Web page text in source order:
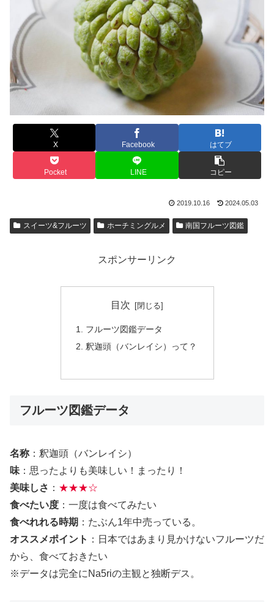
X Facebook はてブ
Pocket LINE コピー
2019.10.16 2024.05.03
スイーツ&フルーツ ホーチミングルメ 南国フルーツ図鑑
スポンサーリンク
目次
フルーツ図鑑データ
釈迦頭（バンレイシ）って？
フルーツ図鑑データ
名称 ：釈迦頭（バンレイシ）
味 ：思ったよりも美味しい！まったり！
美味しさ ： ★★★☆
食べたい度 ：一度は食べてみたい
食べれれる時期 ：たぶん1年中売っている。
オススメポイント ：日本ではあまり見かけないフルーツだ
から、食べておきたい
※データは完全にNa5riの主観と独断デス。